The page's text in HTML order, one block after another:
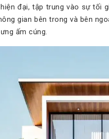
đại, tập trung vào sự tối
gian bên trong và bên
ấm cúng.